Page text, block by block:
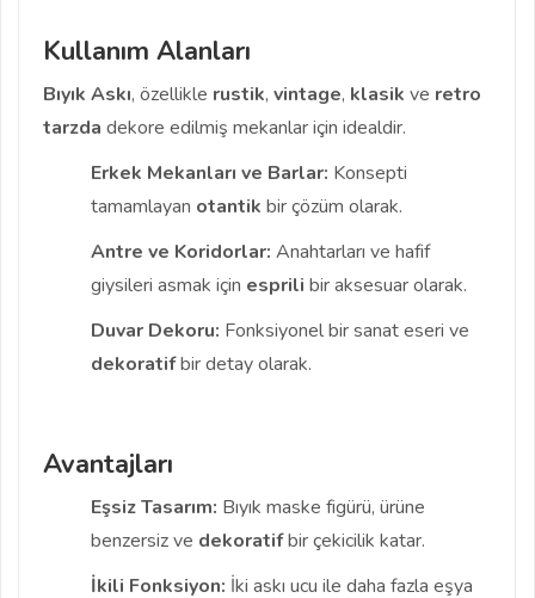
Kullanım Alanları
Bıyık Askı, özellikle rustik, vintage, klasik ve retro
tarzda dekore edilmiş mekanlar için idealdir.
Erkek Mekanları ve Barlar: Konsepti
tamamlayan otantik bir çözüm olarak.
Antre ve Koridorlar: Anahtarları ve hafif
giysileri asmak için esprili bir aksesuar olarak.
Duvar Dekoru: Fonksiyonel bir sanat eseri ve
dekoratifbir detay olarak.
Avantajları
Eşsiz Tasarım: Bıyık maske figürü, ürüne
benzersiz ve dekoratifbir çekicilik katar.
İkili Fonksiyon: İki askı ucu ile daha fazla eşya